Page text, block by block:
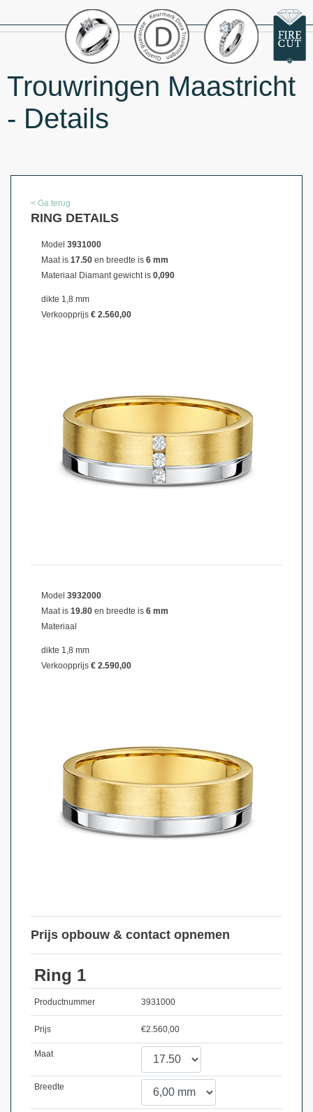
Trouwringen Maastricht
- Details
< Ga terug
RING DETAILS
Model 3931000
Maat is 17.50 en breedte is 6 mm
Materiaal Diamant gewicht is 0,090
dikte 1,8 mm
Verkoopprijs € 2.560,00
Model 3932000
Maat is 19.80 en breedte is 6 mm
Materiaal
dikte 1,8 mm
Verkoopprijs € 2.590,00
Prijs opbouw & contact opnemen
Ring 1
Productnummer 3931000
Prijs €2.560,00
Maat
Breedte